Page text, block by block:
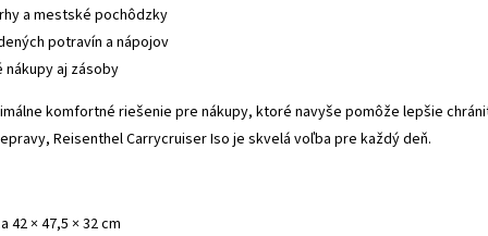
a mestské pochôdzky
potravín a nápojov
nákupy aj zásoby
komfortné riešenie pre nákupy, ktoré navyše pomôže lepšie
Reisenthel Carrycruiser Iso je skvelá voľba pre každý deň.
42 × 47,5 × 32 cm